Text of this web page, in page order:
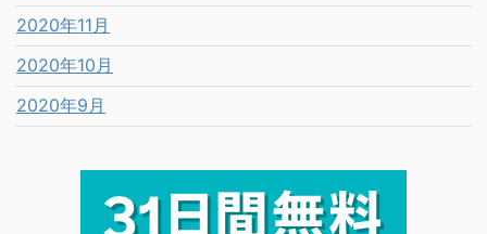
2020年11月
2020年10月
2020年9月